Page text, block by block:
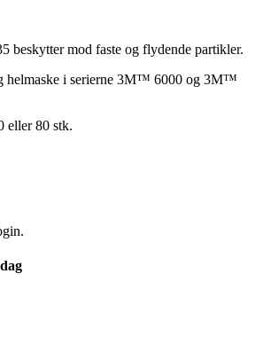
mod faste og flydende partikler.
helmaske i serierne 3M™ 6000 og 3M™
eller 80 stk.